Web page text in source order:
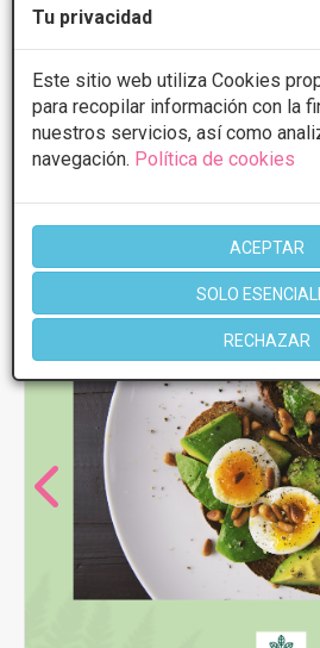
Tu privacidad
Este sitio web utiliza Cookies
para recopilar información con la
nuestros servicios, así como
navegación. Política de cookies
ACEPTAR
SOLO
RECHAZAR
Lunes
Jueves
8:00 - 20:00
Viernes
8:00 - 20:00